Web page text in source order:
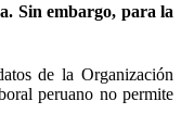
Sin embargo, para la
de la Organización
peruano no permite